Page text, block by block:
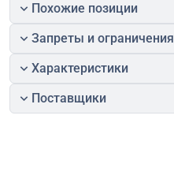
Похожие позиции
Запреты и ограничения
Характеристики
Поставщики